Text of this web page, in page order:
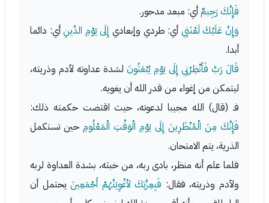
فَإِنَّكَ رَجِيمٌأي: مبعد مدحور.
وَإِنَّ عَلَيْكَ لَعْنَتِي أي: طردي وإبعادي إِلَى يَوْمِ الدِّينِأي: دائما
أبدا.
قَالَ رَبِّ فَأَنْظِرْنِي إِلَى يَوْمِ يُبْعَثُونَ لشدة عداوته لآدم وذريته،
ليتمكن من إغواء من قدر الله أن يغويه.
فـ (قال) الله مجيبا لدعوته، حيث اقتضت حكمته ذلك:
فَإِنَّكَ مِنَ الْمُنْظَرِينَ إِلَى يَوْمِ الْوَقْتِ الْمَعْلُومِ حين تستكمل
الذرية، يتم الامتحان.
فلما علم أنه منظر، بادى ربه، من خبثه، بشدة العداوة لربه
ولآدم وذريته، فقال: فَبِعِزَّتِكَ لأغْوِيَنَّهُمْ أَجْمَعِينَيحتمل أن